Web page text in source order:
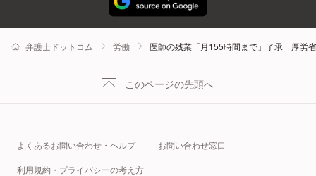
弁護士ドットコム 労働 医師の残業「月155時間まで」了承 厚
このページの先頭へ
よくあるお問い合わせ・ヘルプ お問い合わせ窓口
利用規約・プライバシーの考え方